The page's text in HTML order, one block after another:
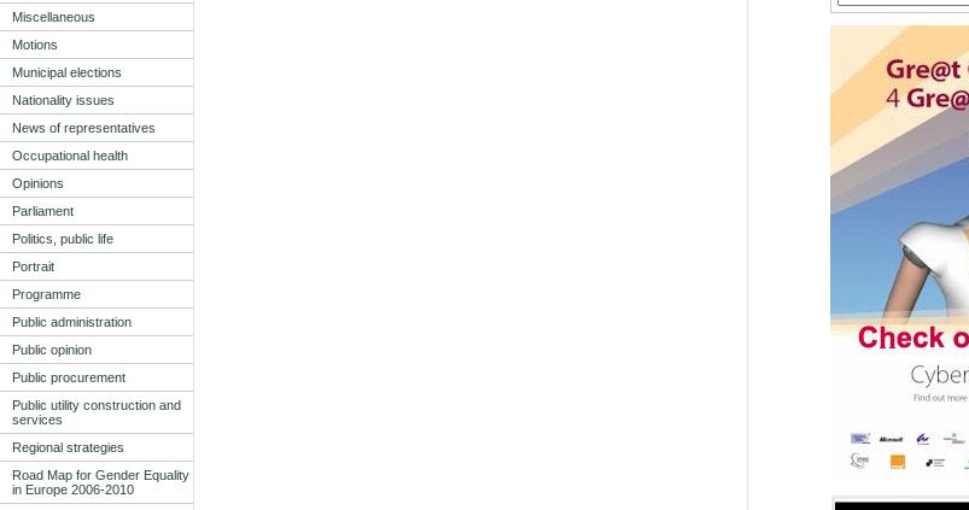
Miscellaneous
Motions
Municipal elections
Nationality issues
News of representatives
Occupational health
Opinions
Parliament
Politics, public life
Portrait
Programme
Public administration
Public opinion
Public procurement
Public utility construction and
services
Regional strategies
Road Map for Gender Equality
in Europe 2006-2010